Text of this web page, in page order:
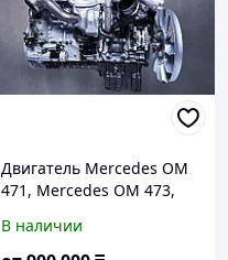
Двигатель Mercedes OM
471, Mercedes OM 473,
Mercedes OM 936 LA
В наличии